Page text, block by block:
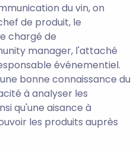
du vin, on
de produit, le
chargé de
manager, l'attaché
événementiel.
bonne connaissance du
à analyser les
qu'une aisance à
les produits auprès